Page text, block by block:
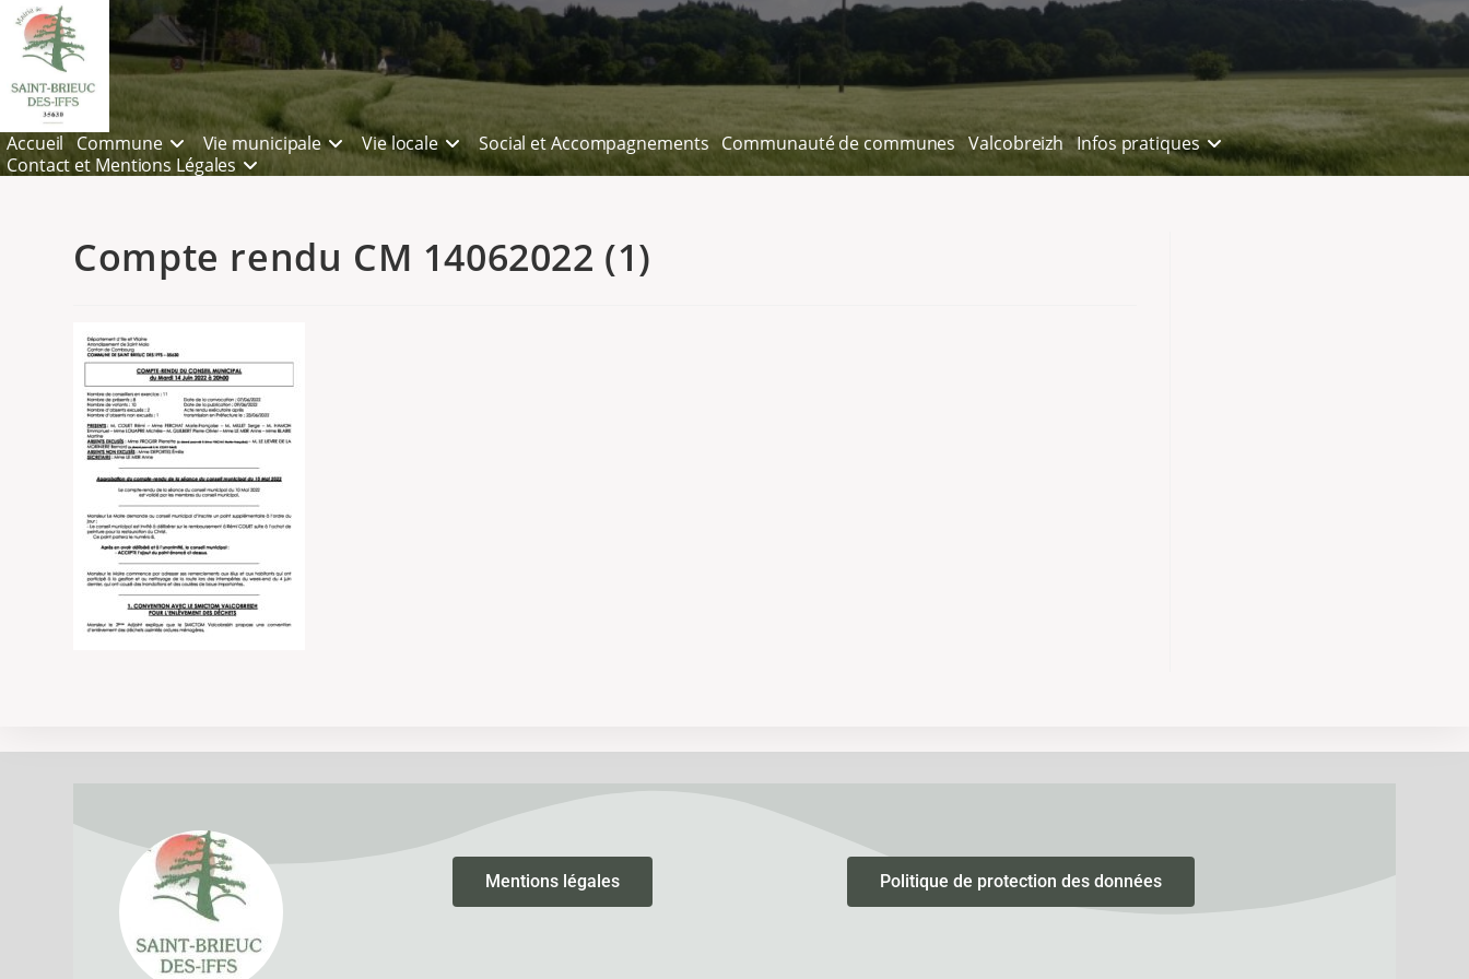
Accueil Commune Vie municipale Vie locale Social et Accompagnements Communauté de communes Valcobreizh Infos pratiques
Contact et Mentions Légales
Compte rendu CM 14062022 (1)
Mentions légales Politique de protection des données